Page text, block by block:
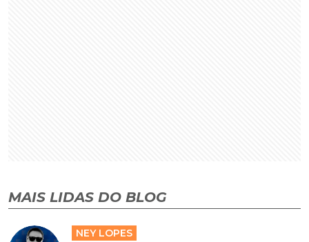
MAIS LIDAS DO BLOG
NEY LOPES